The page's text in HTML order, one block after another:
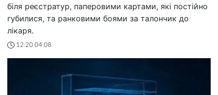
біля реєстратур, паперовими картами, які постійно
губилися, та ранковими боями за талончик до
лікаря.
12:20 04.08